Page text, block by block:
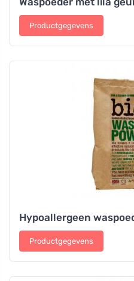
Productgegevens
Hypoallergeen
Productgegevens